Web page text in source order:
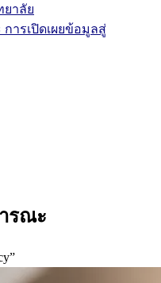
าลัย
การเปิดเผยข้อมูลสู่
รณะ